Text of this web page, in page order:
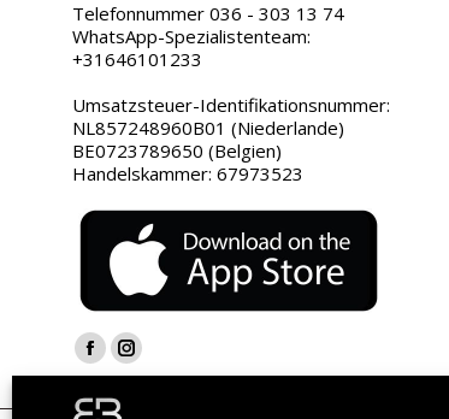
Telefonnummer 036 - 303 13 74
WhatsApp-Spezialistenteam:
+31646101233
Umsatzsteuer-Identifikationsnummer:
NL857248960B01 (Niederlande)
BE0723789650 (Belgien)
Handelskammer: 67973523
Finden Sie uns auf:
Facebook
page
Instagram